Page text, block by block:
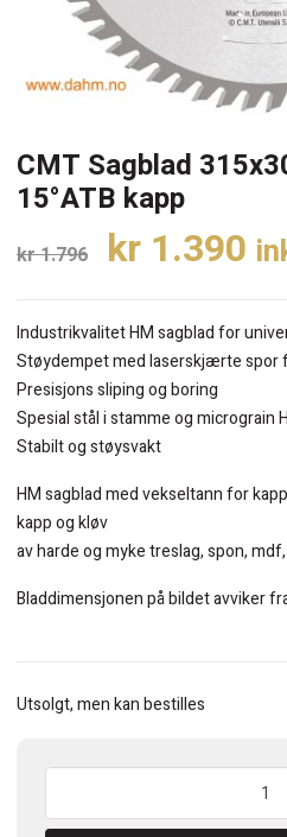
CMT Sagblad
15°ATB kapp
kr1.796
var:
kr 1.796.
kr 1.390
Industrikvalitet HM sagblad for
Støydempet med laserskjærte spor
Presisjons sliping og boring
Spesial stål i stamme og micrograin
Stabilt og støysvakt
HM sagblad med vekseltann for
kapp og kløv
av harde og myke treslag, spon,
Bladdimensjonen på bildet avviker
Utsolgt, men kan bestilles
315x30x3,2mm